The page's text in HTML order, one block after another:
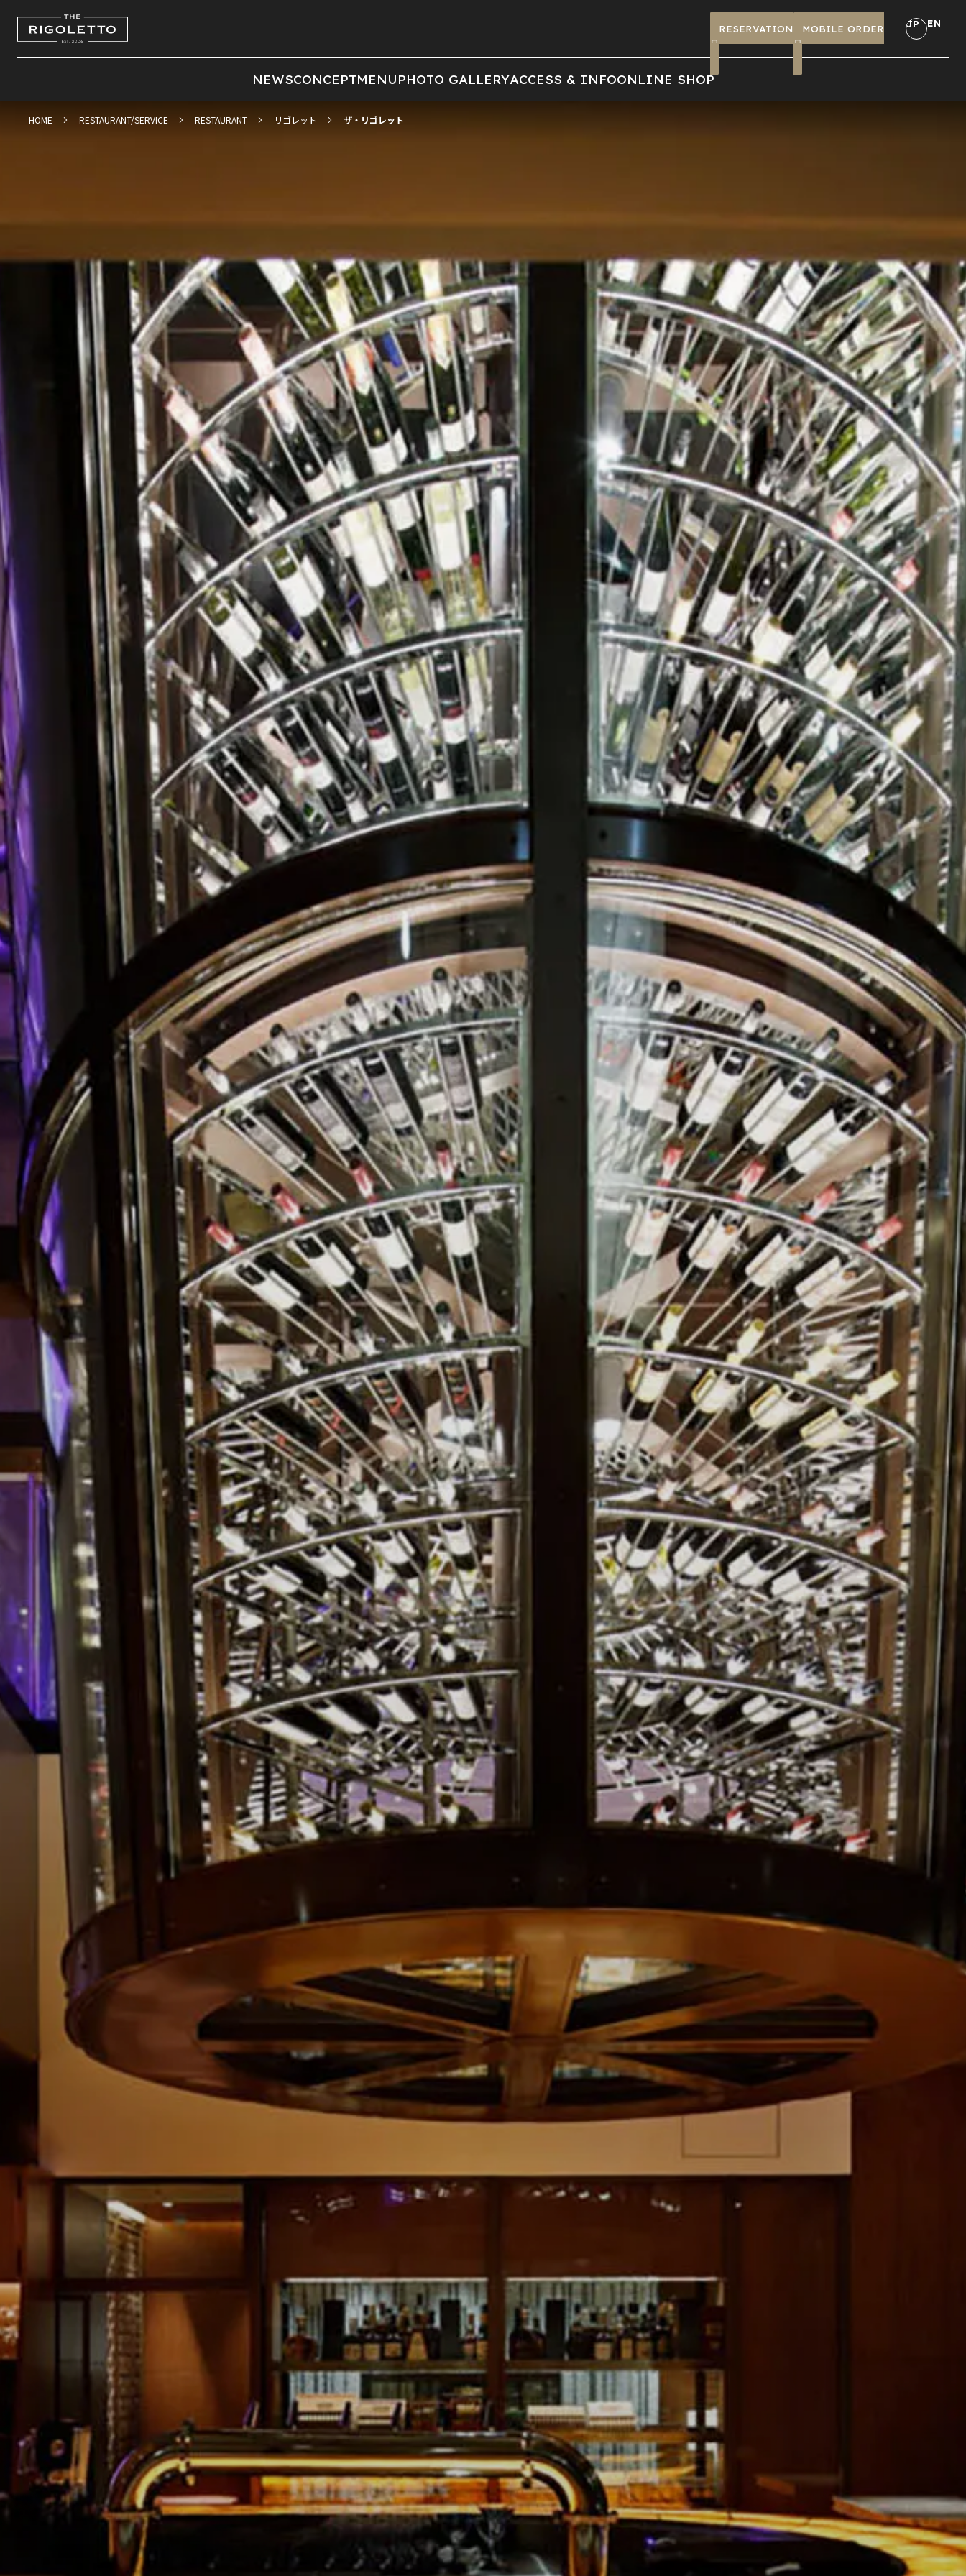
RESERVATION MOBILE ORDER JP EN
NEWSCONCEPTMENU PHOTO GALLERYACCESS & INFOONLINE SHOP
HOME RESTAURANT/SERVICE RESTAURANT リゴレット ザ・リゴレット